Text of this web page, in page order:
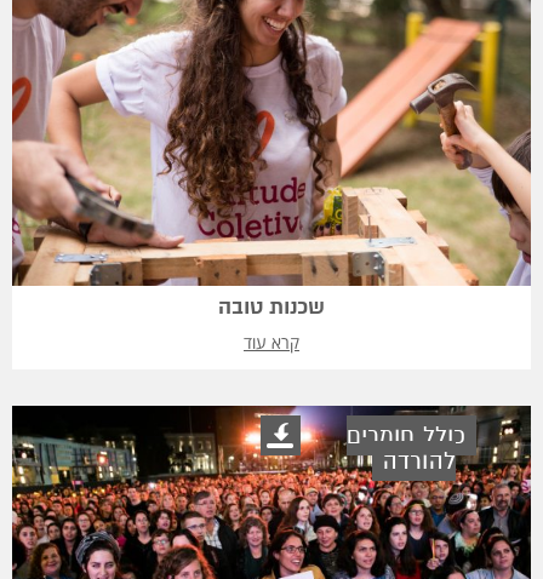
שכנות טובה
קרא עוד
כולל חומרים
להורדה